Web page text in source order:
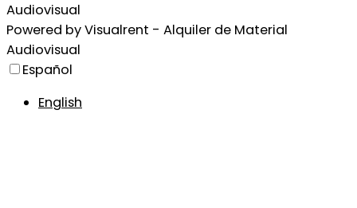
Audiovisual
Powered byVisualrent - Alquiler de Material
Audiovisual
Español
English